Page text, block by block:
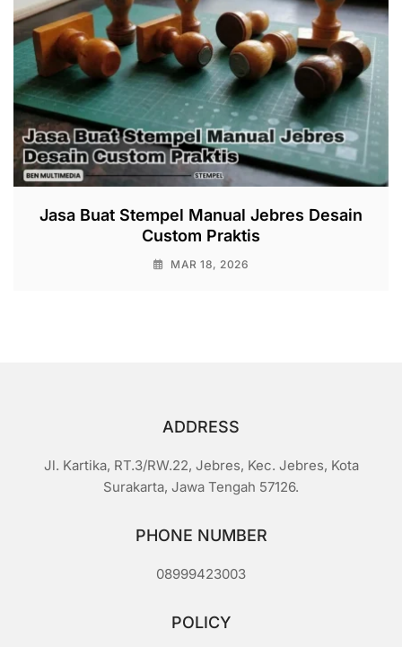
Jasa Buat Stempel Manual Jebres Desain
Custom Praktis
MAR 18, 2026
ADDRESS
Jl. Kartika, RT.3/RW.22, Jebres, Kec. Jebres, Kota
Surakarta, Jawa Tengah 57126.
PHONE NUMBER
08999423003
POLICY